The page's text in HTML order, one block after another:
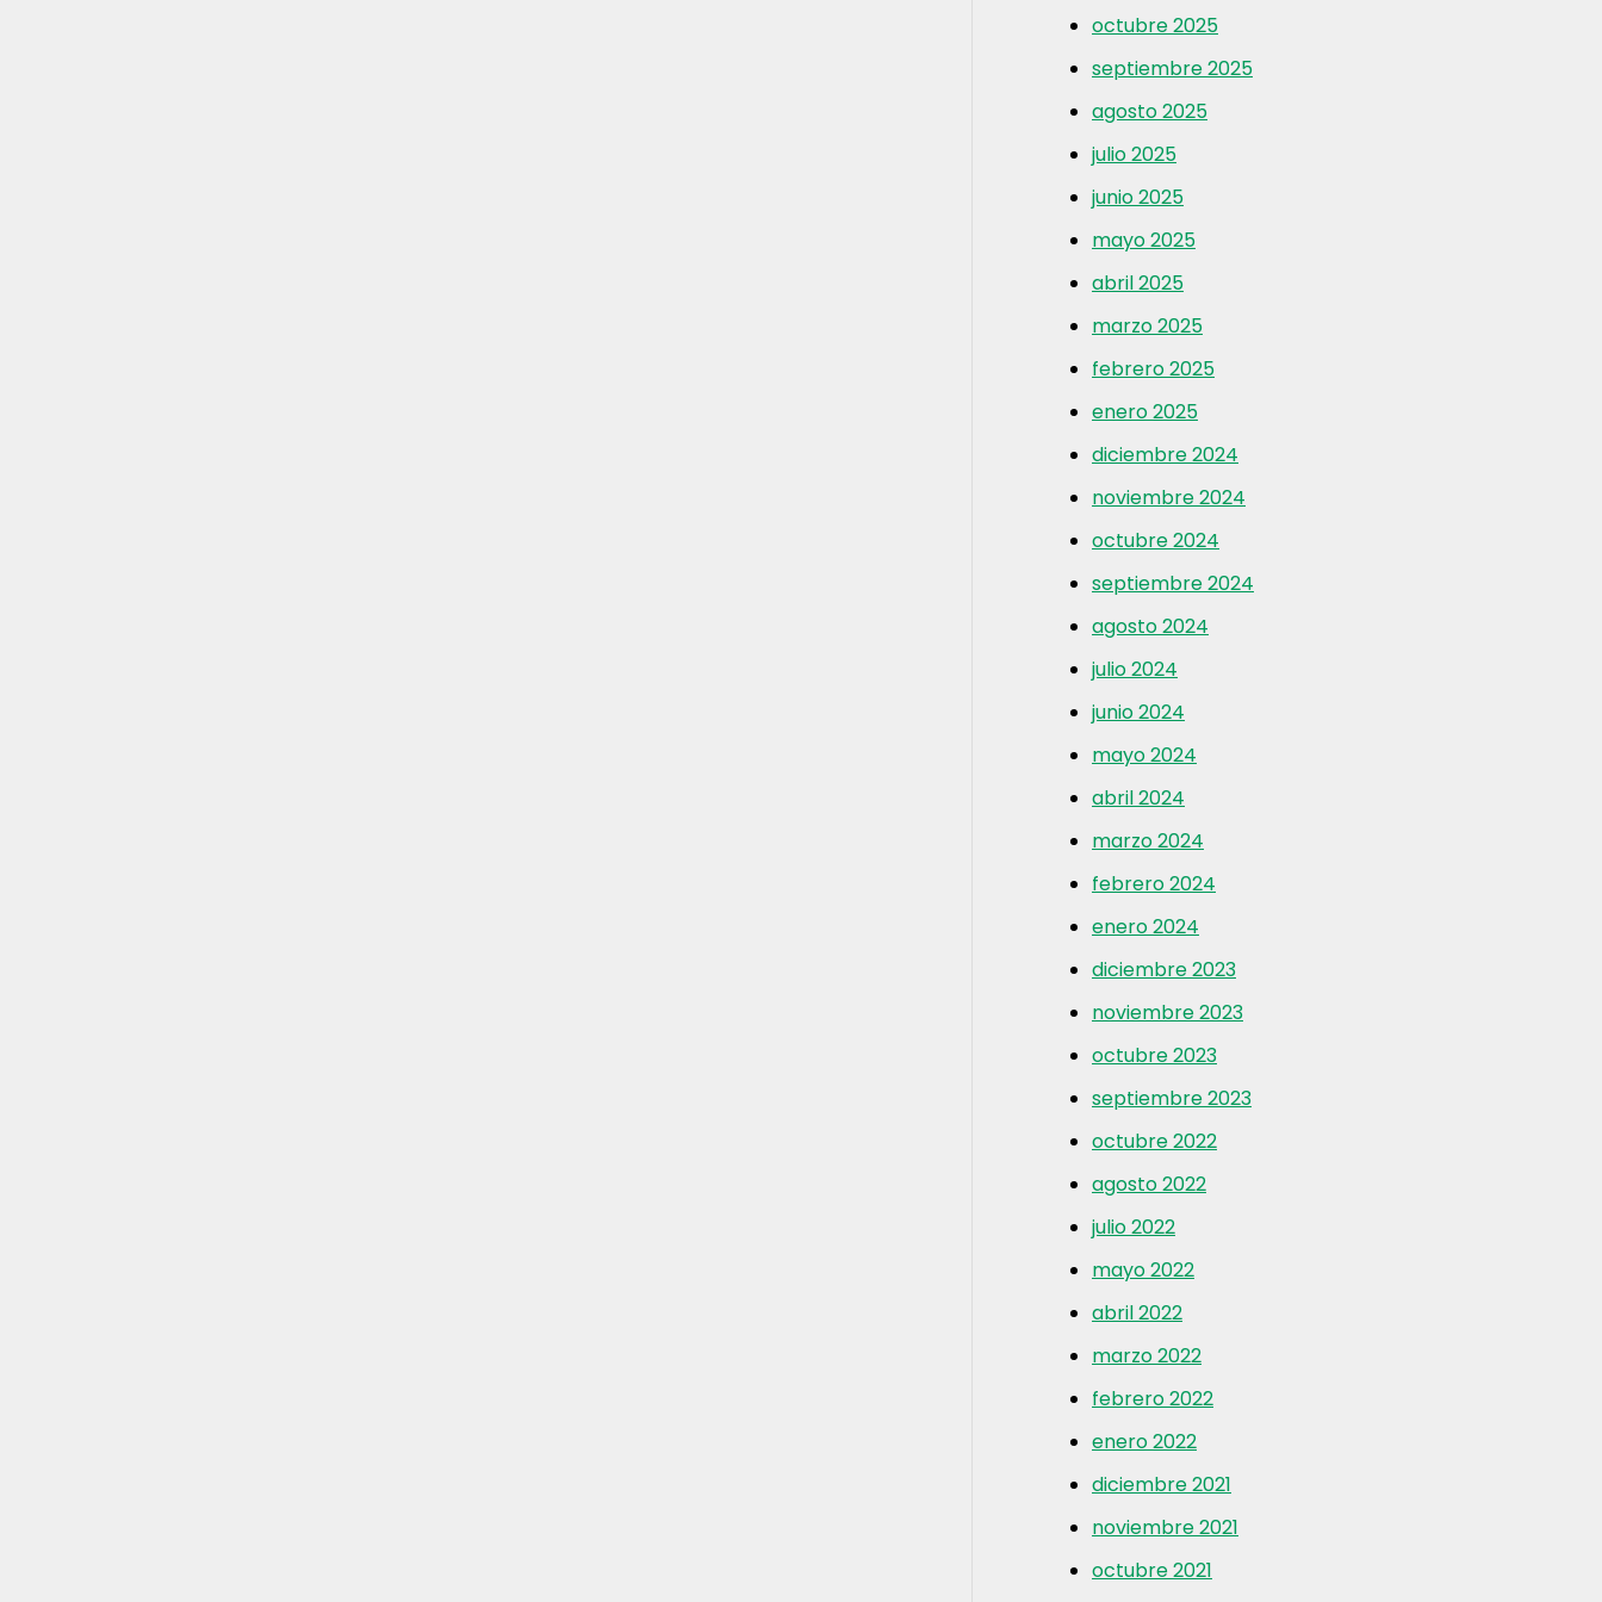
octubre 2025
septiembre 2025
agosto 2025
julio 2025
junio 2025
mayo 2025
abril 2025
marzo 2025
febrero 2025
enero 2025
diciembre 2024
noviembre 2024
octubre 2024
septiembre 2024
agosto 2024
julio 2024
junio 2024
mayo 2024
abril 2024
marzo 2024
febrero 2024
enero 2024
diciembre 2023
noviembre 2023
octubre 2023
septiembre 2023
octubre 2022
agosto 2022
julio 2022
mayo 2022
abril 2022
marzo 2022
febrero 2022
enero 2022
diciembre 2021
noviembre 2021
octubre 2021